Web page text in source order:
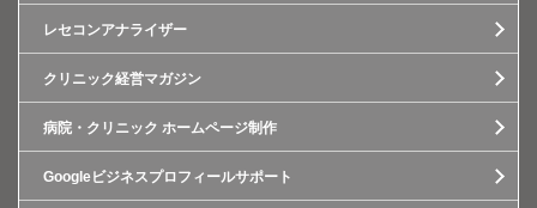
レセコンアナライザー
クリニック経営マガジン
病院・クリニック ホームページ制作
Googleビジネスプロフィールサポート